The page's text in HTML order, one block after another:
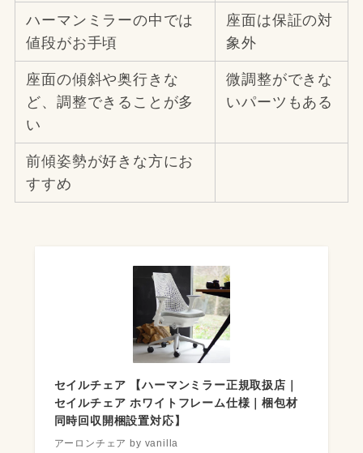
ハーマンミラーの中では
値段がお手頃
座面は保証の対
象外
座面の傾斜や奥行きな
ど、調整できることが多
い
微調整ができな
いパーツもある
前傾姿勢が好きな方にお
すすめ
セイルチェア 【ハーマンミラー正規取扱店｜
セイルチェア ホワイトフレーム仕様｜梱包材
同時回収開梱設置対応】
アーロンチェア by vanilla